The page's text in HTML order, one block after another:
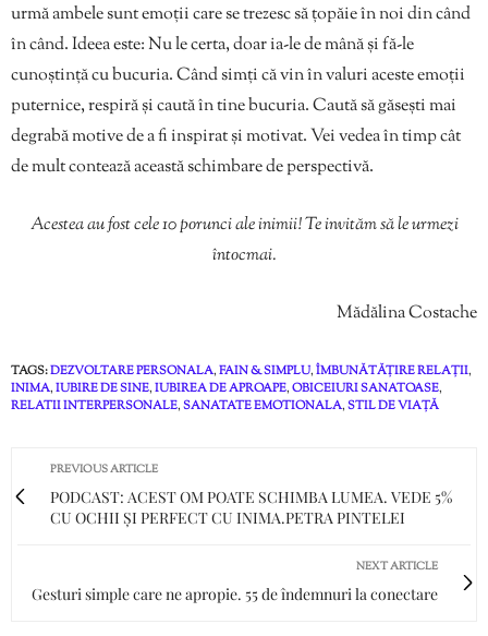
urmă ambele sunt emoții care se trezesc să țopăie în noi din când
în când. Ideea este: Nu le certa, doar ia-le de mână și fă-le
cunoștință cu bucuria. Când simți că vin în valuri aceste emoții
puternice, respiră și caută în tine bucuria. Caută să găsești mai
degrabă motive de a fi inspirat și motivat. Vei vedea în timp cât
de mult contează această schimbare de perspectivă.
Acestea au fost cele 10 porunci ale inimii! Te invităm să le urmezi
întocmai.
Mădălina Costache
TAGS:DEZVOLTARE PERSONALA,FAIN & SIMPLU,ÎMBUNĂTĂȚIRE RELAȚII,
INIMA,IUBIRE DE SINE,IUBIREA DE APROAPE,OBICEIURI SANATOASE,
RELATII INTERPERSONALE,SANATATE EMOTIONALA,STIL DE VIAȚĂ
PREVIOUS ARTICLE
PODCAST: ACEST OM POATE SCHIMBA LUMEA. VEDE 5%
CU OCHII ȘI PERFECT CU INIMA.PETRA PINTELEI
NEXT ARTICLE
Gesturi simple care ne apropie. 55 de îndemnuri la conectare